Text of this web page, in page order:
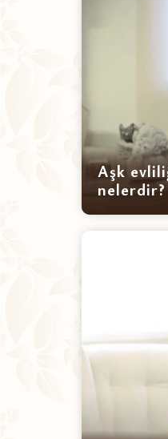
Aşk
nelerdir?